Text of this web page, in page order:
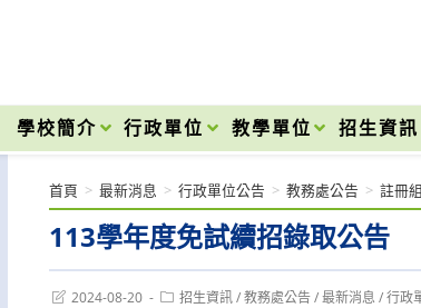
學校簡介 行政單位 教學單位 招生資
113學年度免試續招錄取公告
首頁 > 最新消息 > 行政單位公告 > 教務處公告 > 註冊組
Post2024-08-20
Post招生資訊 / 教務處公告 / 最新消息 / 行政